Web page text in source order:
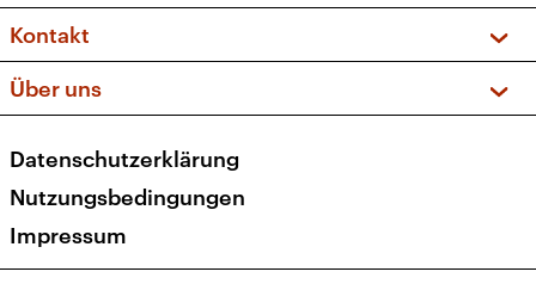
Kakadu – Das Kinderprogramm
Frequenzen (UKW + DAB+)
FAQ
Apps
Newsletter
Veranstaltungen
Kontakt
Social Media
Über uns
Presse
Karriere
Transparenz
Datenschutzerklärung
Nutzungsbedingungen
Impressum